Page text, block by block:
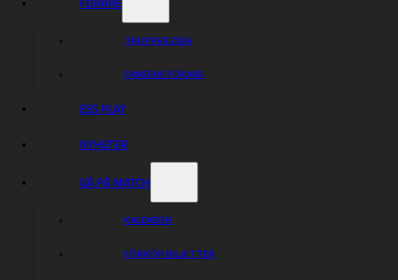
TRUPPER 2026
FANSENS FÖRARE
ESS PLAY
NYHETER
GÅ PÅ MATCH
KALENDER
FÖRKÖP BILJETTER